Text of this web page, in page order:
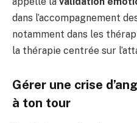
dans l’accompagnement
notamment dans les
la thérapie centrée sur
Gérer une crise
à ton tour